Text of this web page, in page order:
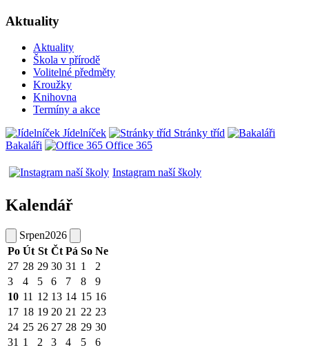
Aktuality
Aktuality
Škola v přírodě
Volitelné předměty
Kroužky
Knihovna
Termíny a akce
Jídelníček
Stránky tříd
Bakaláři
Office 365
Instagram naší školy
Kalendář
Srpen2026
Po Út St Čt Pá So Ne
27 28 29 30 31 1
2
3
4 5 6 7 8
9
10 11 12 13 14 15 16
17 18 19 20 21 22 23
24 25 26 27 28 29 30
31 1 2 3 4 5 6